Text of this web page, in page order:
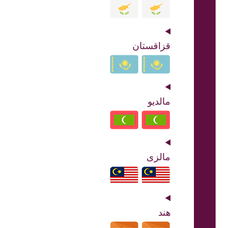
قزاقستان
مالدیو
مالزی
هند